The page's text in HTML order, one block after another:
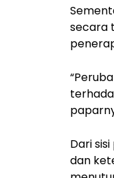
secara
Dari
dan